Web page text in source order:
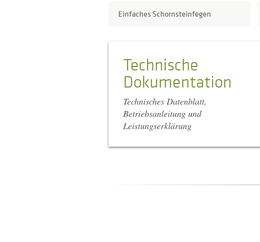
Einfaches Schornsteinfegen
Technische
Dokumentation
Technisches Datenblatt,
Betriebsanleitung und
Leistungserklärung